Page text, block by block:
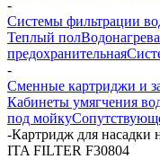
-
Системы фильтрации
Теплый пол
предохранительная
-
Сменные картриджи и
Кабинеты умягчения
под мойку
-Картридж для насадки
ITA FILTER F30804